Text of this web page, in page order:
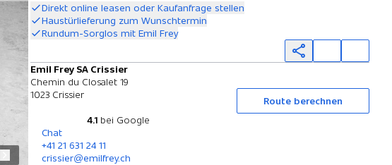
Direkt online leasen oder Kaufanfrage stellen
Haustürlieferung zum Wunschtermin
Rundum-Sorglos mit Emil Frey
Emil Frey SA Crissier
Chemin du Closalet 19
1023 Crissier
Route berechnen
4.1 bei Google
Chat
+41 21 631 24 11
crissier@emilfrey.ch